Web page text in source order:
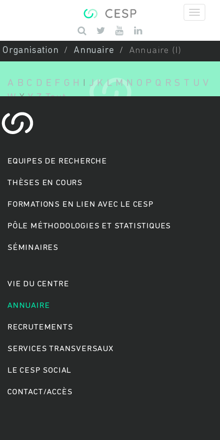
Saisissez vos mots-clés
Organisation Annuaire Annuaire (I)
A B C D E F G H J K L M N O P Q R S T U V
W X Y Z Tout
EQUIPES DE RECHERCHE
THÈSES EN COURS
FORMATIONS EN LIEN AVEC LE CESP
PÔLE MÉTHODOLOGIES ET STATISTIQUES
SÉMINAIRES
VIE DU CENTRE
ANNUAIRE
RECRUTEMENTS
SERVICES TRANSVERSAUX
LE CESP SOCIAL
CONTACT/ACCÈS